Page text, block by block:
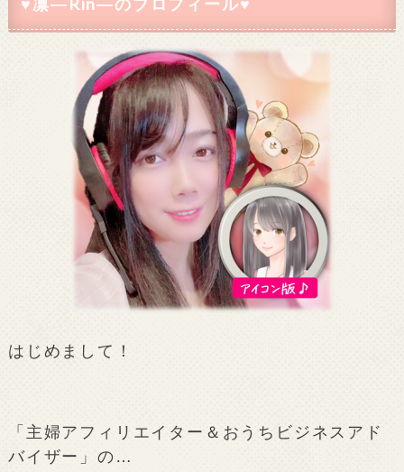
はじめまして！
「主婦アフィリエイター＆おうちビジネスアド
バイザー」の…